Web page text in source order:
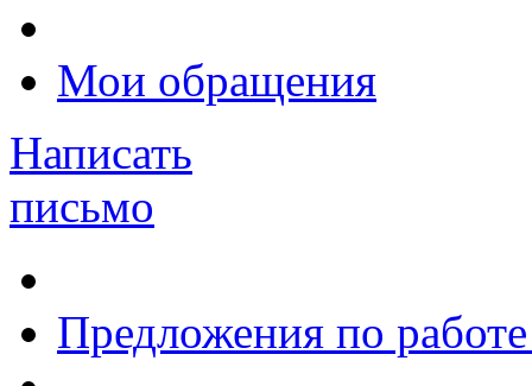
Мои обращения
Написать
письмо
Предложения по работе